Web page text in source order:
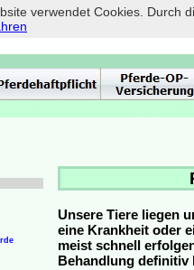
verwendet Cookies. Durch
Unsere Tiere liegen
eine Krankheit oder
meist schnell
Behandlung definitiv